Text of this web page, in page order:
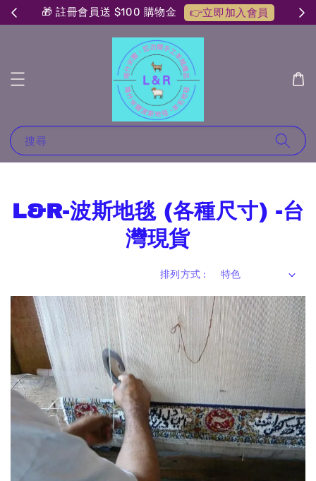
🎁 註冊會員送 $100 購物金 👉立即加入會員
搜尋
L&R-波斯地毯 (各種尺寸) -台
灣現貨
排列方式 :